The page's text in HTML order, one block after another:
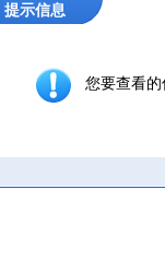
提示信息
您要查看